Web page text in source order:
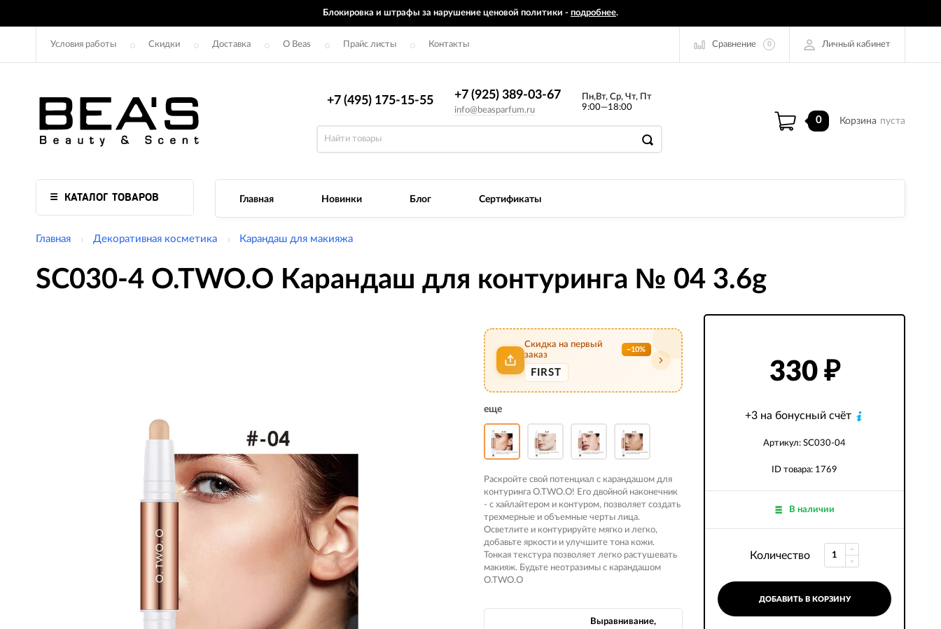
Блокировка и штрафы за нарушение ценовой политики - подробнее.
Условия работы Скидки Доставка О Beas Прайс листы Контакты Сравнение 0 Личный кабинет
+7 (495) 175-15-55 +7 (925) 389-03-67
info@beasparfum.ru
Пн,Вт, Ср, Чт, Пт
9:00—18:00
0 Корзина пуста
КАТАЛОГ ТОВАРОВ Главная Новинки Блог Сертификаты
Главная Декоративная косметика Карандаш для макияжа
SC030-4 O.TWO.O Карандаш для контуринга № 04 3.6g
Скидка на первый
заказ
−10%
FIRST
еще
Раскройте свой потенциал с карандашом для
контуринга O.TWO.O! Его двойной наконечник
- с хайлайтером и контуром, позволяет создать
трехмерные и объемные черты лица.
Осветлите и контурируйте мягко и легко,
добавьте яркости и улучшите тона кожи.
Тонкая текстура позволяет легко растушевать
макияж. Будьте неотразимы с карандашом
O.TWO.O
Выравнивание,
330 ₽
+3 на бонусный счёт
Артикул: SC030-04
ID товара: 1769
В наличии
Количество
ДОБАВИТЬ В КОРЗИНУ